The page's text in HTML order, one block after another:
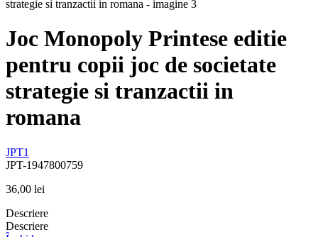
Joc Monopoly Printese editie
pentru copii joc de societate
strategie si tranzactii in
romana
JPT1
JPT-1947800759
36,00 lei
Descriere
Descriere